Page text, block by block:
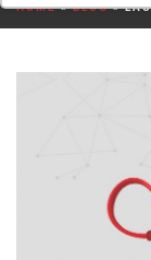
HOME»BLOG»